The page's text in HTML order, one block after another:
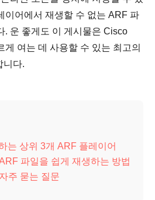
이어에서 재생할 수 없는 ARF 파
. 운 좋게도 이 게시물은 Cisco
여는 데 사용할 수 있는 최고의
니다.
는 상위 3개 ARF 플레이어
파일을 쉽게 재생하는 방법
주 묻는 질문